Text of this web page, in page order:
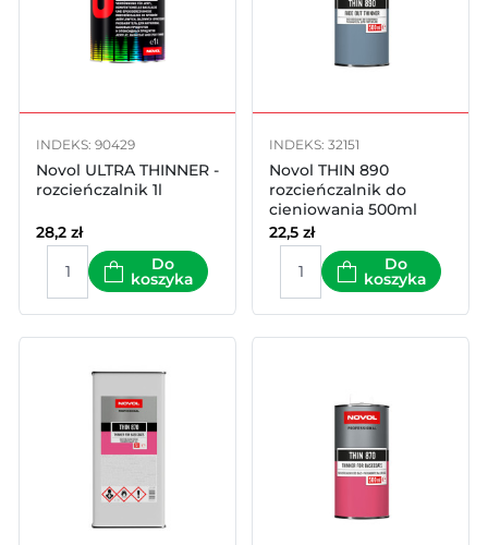
INDEKS: 90429
Novol ULTRA THINNER -
rozcieńczalnik 1l
28,2 zł
Do
koszyka
INDEKS: 32151
Novol THIN 890
rozcieńczalnik do
cieniowania 500ml
22,5 zł
Do
koszyka